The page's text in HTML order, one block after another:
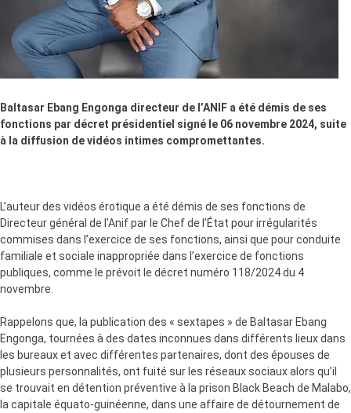
Baltasar Ebang Engonga directeur de l’ANIF a été démis de ses
fonctions par décret présidentiel signé le 06 novembre 2024, suite
à la diffusion de vidéos intimes compromettantes.
L’auteur des vidéos érotique a été démis de ses fonctions de
Directeur général de l’Anif par le Chef de l’État pour irrégularités
commises dans l’exercice de ses fonctions, ainsi que pour conduite
familiale et sociale inappropriée dans l’exercice de fonctions
publiques, comme le prévoit le décret numéro 118/2024 du 4
novembre.
Rappelons que, la publication des « sextapes » de Baltasar Ebang
Engonga, tournées à des dates inconnues dans différents lieux dans
les bureaux et avec différentes partenaires, dont des épouses de
plusieurs personnalités, ont fuité sur les réseaux sociaux alors qu’il
se trouvait en détention préventive à la prison Black Beach de Malabo,
la capitale équato-guinéenne, dans une affaire de détournement de